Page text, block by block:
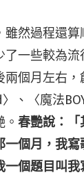
然過程還算
了一些較為流
兩個月左右，
、〈魔法
春艷說：「
一個月，我
一個題目叫我